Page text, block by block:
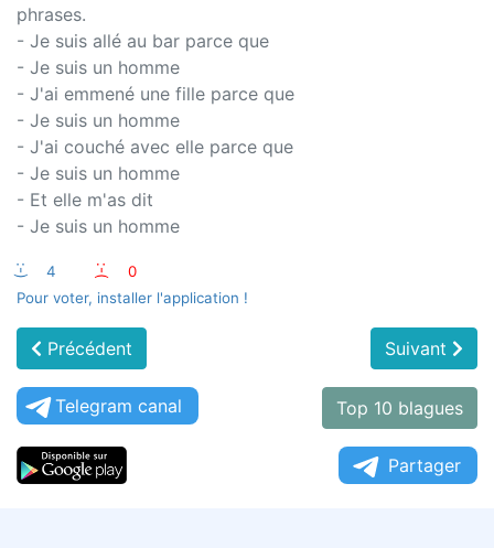
phrases.
- Je suis allé au bar parce que
- Je suis un homme
- J'ai emmené une fille parce que
- Je suis un homme
- J'ai couché avec elle parce que
- Je suis un homme
- Et elle m'as dit
- Je suis un homme
:-) 4 :-(
0
Pour voter, installer l'application !
Précédent Suivant
Telegram canal Top 10 blagues
Partager